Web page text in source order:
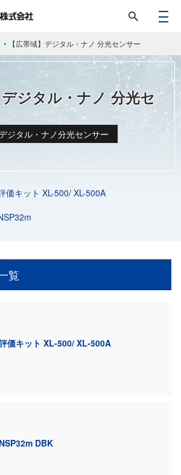
【広帯域】デジタル・ナノ 分光センサー
デジタル・ナノ 分光セ
ジタル・ナノ分光センサー
価キット XL-500/ XL-500A
覧
価キット XL-500/ XL-500A
NSP32m DBK